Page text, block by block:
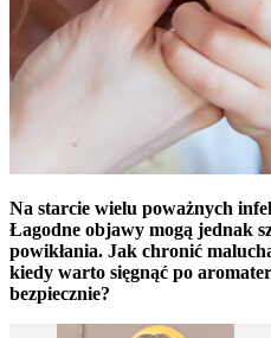
Na starcie wielu poważnych
Łagodne objawy mogą jednak
powikłania. Jak chronić
kiedy warto sięgnąć po
bezpiecznie?